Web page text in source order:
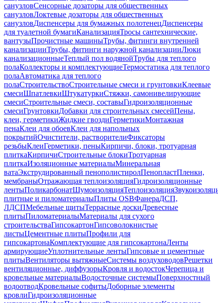
санузловСенсорные дозаторы для общественных
санузловЛоктевые дозаторы для общественных
санузловДиспенсеры для бумажных полотенецДиспенсеры
для туалетной бумагиКанализацияТросы сантехнические,
вантузыПрочистные машиныТрубы, фитинги внутренней
канализацииТрубы, фитинги наружной канализацииЛюки
канализационныеТеплый пол водянойТрубы для теплого
полаКоллекторы и комплектующиеТермостатика для теплого
полаАвтоматика для теплого
полаСтроительствоСтроительные смеси и грунтовкиКлеевые
смесиШпатлевкиШтукатуркиСтяжки, самонивелирующие
смесиСтроительные смеси, составыГидроизоляционные
смесиГрунтовкиДобавки для строительных смесейПены,
клеи, герметикиЖидкие гвоздиГерметикиМонтажная
пенаКлеи для обоевКлеи для напольных
покрытийОчистители, растворителиФиксаторы
резьбыКлеиГерметики, пеныКирпичи, блоки, тротуарная
плиткаКирпичиСтроительные блокиТротуарная
плиткаИзоляционные материалыМинеральная
ватаЭкструдированный пенополистиролПенопластПленки,
мембраныОтражающая теплоизоляцияГидроизоляционные
лентыПоликарбонатШумоизоляцияТеплоизоляция
плитные и пиломатериалыПлиты OSBФанераДСП,
ЛДСПМебельные щитыТеррасные доскиДревесные
плитыПиломатериалыМатериалы для сухого
строительстваГипсокартонГипсоволокнистые
листыЦементные плитыПрофили для
гипсокартонаКомплектующие для гипсокартонаЛенты
армирующиеУплотнительные лентыГипсовые и цементные
плитыВентиляторы вытяжныеСистемы воздуховодовРешетки
вентиляционные, диффузорыКровля и водостокЧерепица и
кровельные материалыВодосточные системыПоверхностный
водоотводКровельные софитыДоборные элементы
кровлиГидроизоляционные